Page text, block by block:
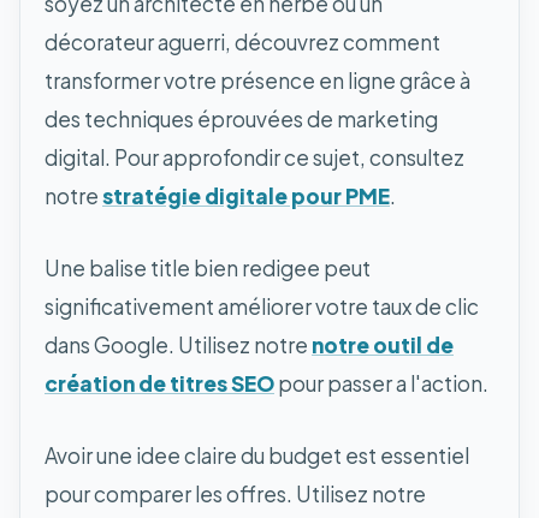
décorateur aguerri, découvrez comment
transformer votre présence en ligne grâce à
des techniques éprouvées de marketing
digital. Pour approfondir ce sujet, consultez
notrestratégie digitale pour PME.
Une balise title bien redigee peut
significativement améliorer votre taux de clic
dans Google. Utilisez notre notre outil de
création de titres SEOpour passer a l'action.
Avoir une idee claire du budget est essentiel
pour comparer les offres. Utilisez notre